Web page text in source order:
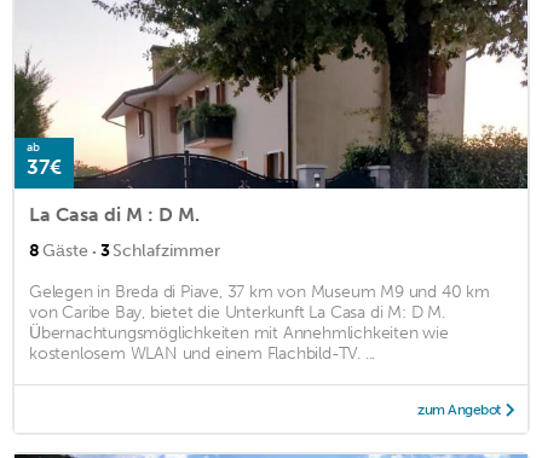
ab
37€
La Casa di M : D M.
8Gäste · 3Schlafzimmer
Gelegen in Breda di Piave, 37 km von Museum M9 und 40 km
von Caribe Bay, bietet die Unterkunft La Casa di M: D M.
Übernachtungsmöglichkeiten mit Annehmlichkeiten wie
kostenlosem WLAN und einem Flachbild-TV. ...
zum Angebot